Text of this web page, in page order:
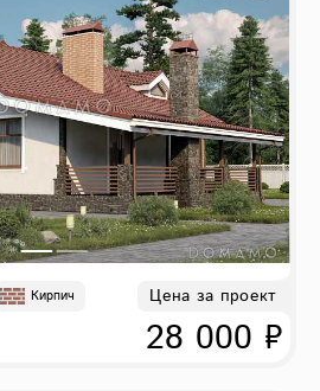
Кирпич Цена за проект
28 000 ₽